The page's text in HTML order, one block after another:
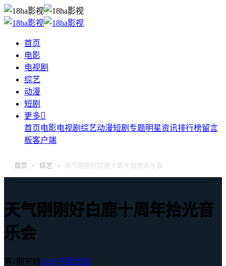
首页
电影
电视剧
综艺
动漫
短剧
更多
首页电影电视剧 综艺动漫短剧 专题明星资讯排行榜留言
板客户端
首页 › 综艺 › 天气刚刚好白鹿十周年拾光音乐会
天气刚刚好白鹿十周年拾光音
乐会
第1期完结2026 中国大陆